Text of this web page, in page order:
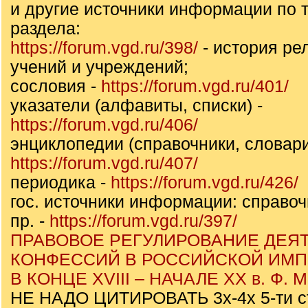
и другие источники информации по
раздела:
https://forum.vgd.ru/398/ - история
учений и учреждений;
сословия - https://forum.vgd.ru/401/
указатели (алфавиты, списки) -
https://forum.vgd.ru/406/
энциклопедии (справочники,
https://forum.vgd.ru/407/
периодика - https://forum.vgd.ru/426/
гос. источники информации:
пр. - https://forum.vgd.ru/397/
ПРАВОВОЕ РЕГУЛИРОВАНИЕ
КОНФЕССИЙ В РОССИЙСКОЙ
В КОНЦЕ XVIII – НАЧАЛЕ ХХ в. Ф.
НЕ НАДО ЦИТИРОВАТЬ 3х-4х 5-ти